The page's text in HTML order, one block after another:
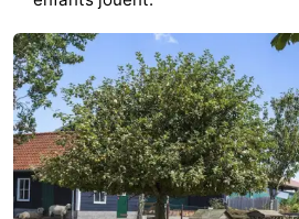
jeux
de
jeux
intérieures
Bowling
Centres
de
bien-
être
Villages
&
villes
Nature
Visites